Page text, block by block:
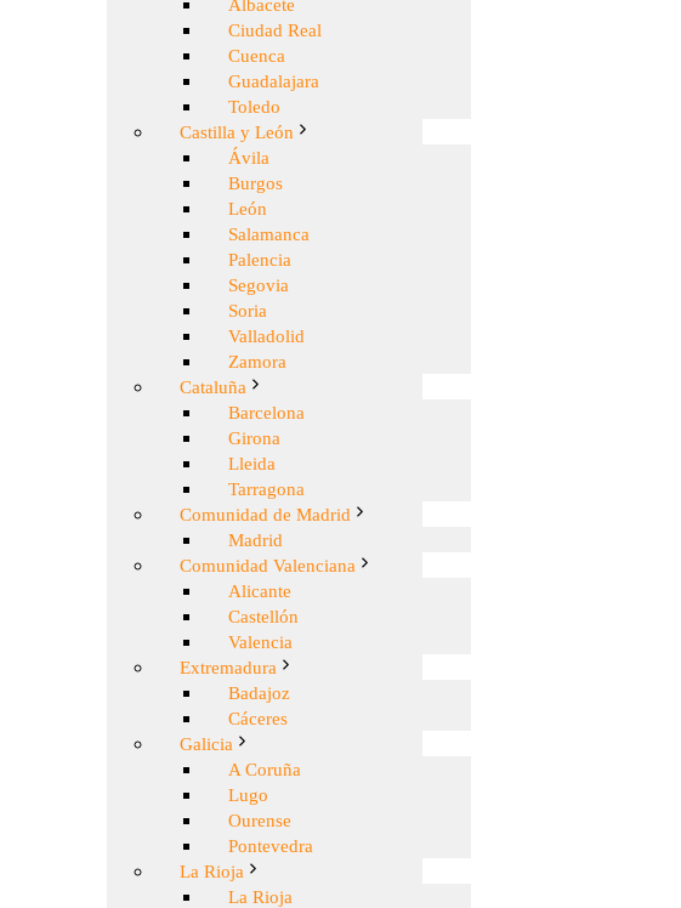
Albacete
Ciudad Real
Cuenca
Guadalajara
Toledo
Castilla y León
Ávila
Burgos
León
Salamanca
Palencia
Segovia
Soria
Valladolid
Zamora
Cataluña
Barcelona
Girona
Lleida
Tarragona
Comunidad de Madrid
Madrid
Comunidad Valenciana
Alicante
Castellón
Valencia
Extremadura
Badajoz
Cáceres
Galicia
A Coruña
Lugo
Ourense
Pontevedra
La Rioja
La Rioja